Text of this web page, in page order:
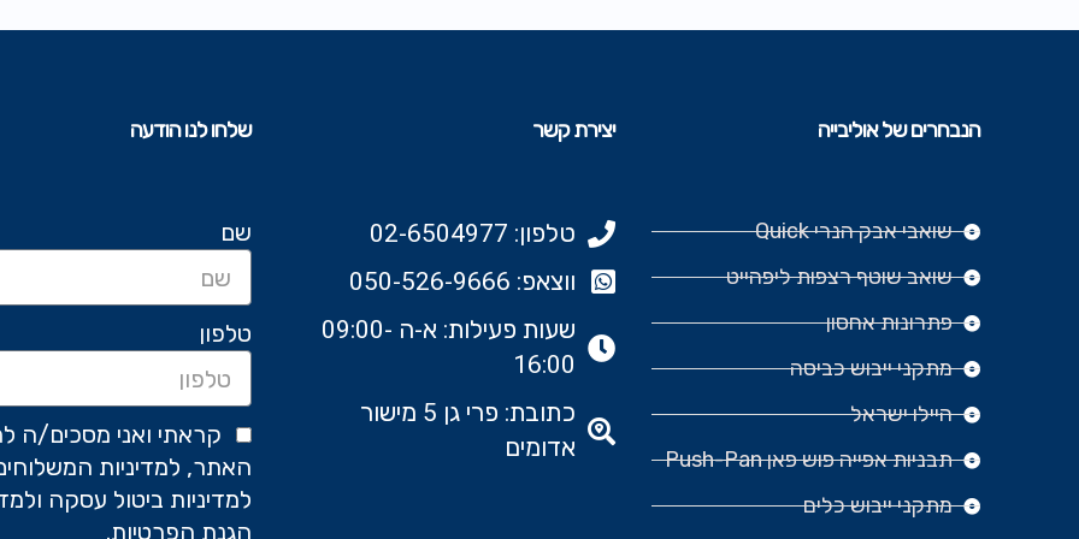
הנבחרים של אוליבייה
שואבי אבק הנרי Quick
שואב שוטף רצפות ליפהייט
פתרונות אחסון
מתקני ייבוש כביסה
היילו ישראל
תבניות אפייה פוש פאן Push-Pan
מתקני ייבוש כלים
יצירת קשר
טלפון: 02-6504977
ווצאפ: 050-526-9666‬
שעות פעילות: א-ה 09:00-
16:00
כתובת: פרי גן 5 מישור
אדומים
שלחו לנו הודעה
שם
טלפון
קראתי ואני מסכים/ה
האתר, למדיניות
למדיניות ביטול עסקה
הגנת הפרטיות.